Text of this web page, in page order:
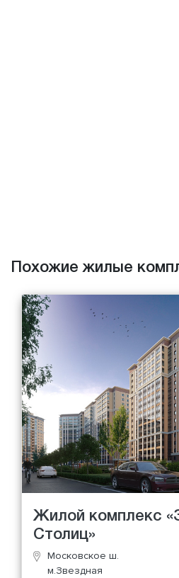
Похожие жилые
Жилой комплекс
Столиц»
Московское ш.
м.Звездная